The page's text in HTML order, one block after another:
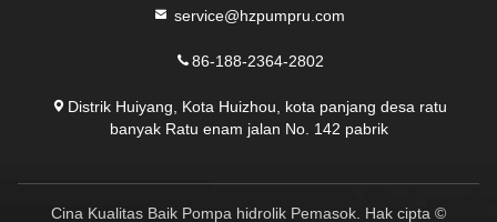
service@hzpumpru.com
86-188-2364-2802
Distrik Huiyang, Kota Huizhou, kota panjang desa ratu
banyak Ratu enam jalan No. 142 pabrik
Cina Kualitas Baik Pompa hidrolik Pemasok. Hak cipta ©